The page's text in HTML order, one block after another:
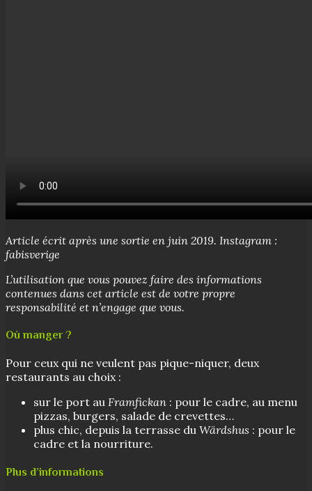
Article écrit après une sortie en juin 2019. Instagram :
fabisverige
L’utilisation que vous pouvez faire des informations
contenues dans cet article est de votre propre
responsabilité et n’engage que vous.
Où manger ?
Pour ceux qui ne veulent pas pique-niquer, deux
restaurants au choix :
sur le port au Framfickan : pour le cadre, au menu
pizzas, burgers, salade de crevettes…
plus chic, depuis la terrasse du Wärdshus : pour le
cadre et la nourriture.
Plus d’informations